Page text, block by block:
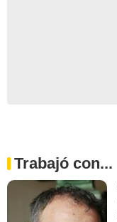
Trabajó con...